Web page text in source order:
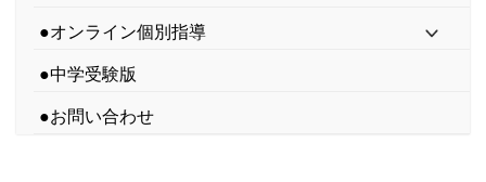
●オンライン個別指導
●中学受験版
●お問い合わせ